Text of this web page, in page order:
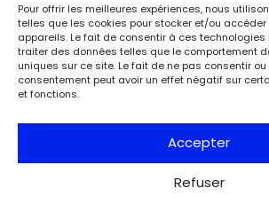
Pour offrir les meilleures expériences, nous
telles que les cookies pour stocker et/ou
appareils. Le fait de consentir à ces
traiter des données telles que le comportement
uniques sur ce site. Le fait de ne pas consentir
consentement peut avoir un effet négatif sur
et fonctions.
Accepter
Refuser
Du 13.09.2026 au 03.01.2027
Georgia O’Keeffe.
Detroit
Detroit Institute of Arts
« Georgia O’Keeffe. Architecture » est
novatrice qui présente environ 35
moderne, O’Keeffe a célébré la
des environnements bâtis qu’elle a
œuvres remarquables. Tout au long
l’artiste a puisé son inspiration dans […]